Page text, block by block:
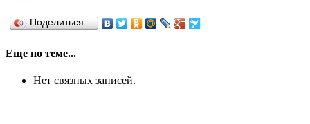
Поделиться…
Еще по теме...
Нет связных записей.